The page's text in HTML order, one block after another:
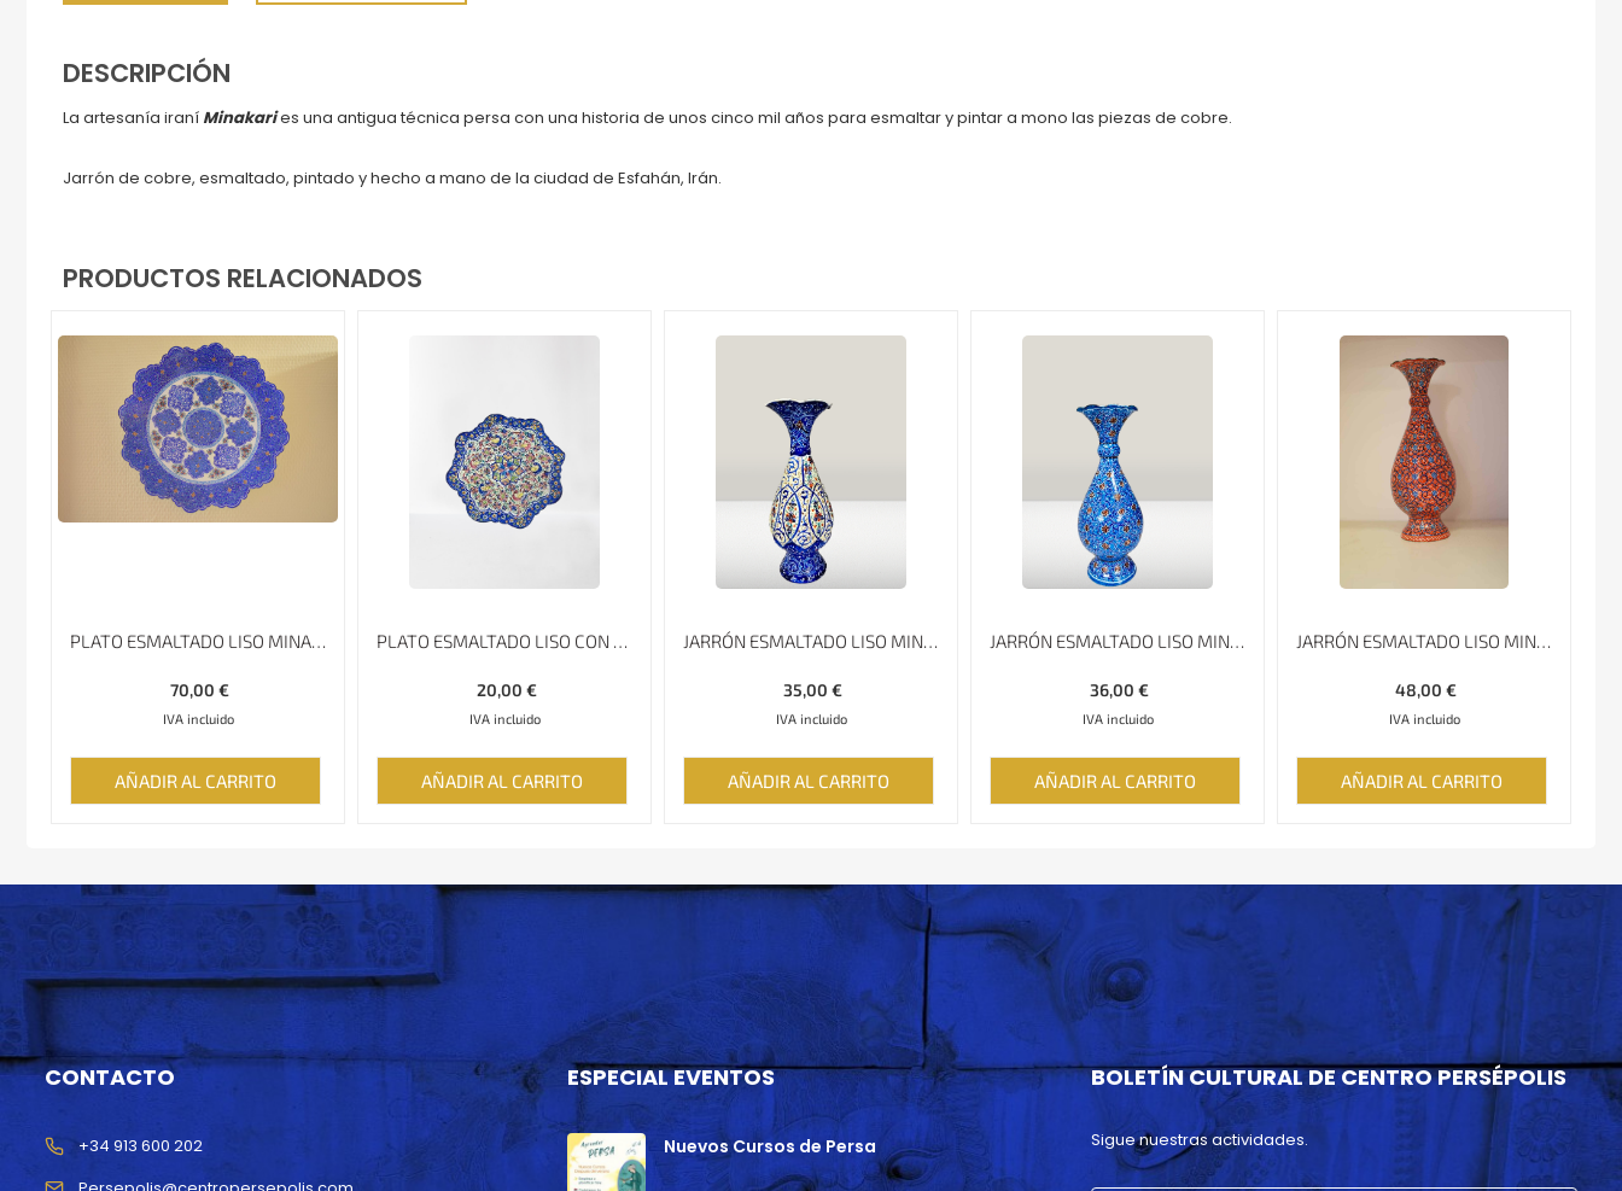
DESCRIPCIÓN
La artesanía iraní Minakaries una antigua técnica persa con una historia de unos cinco mil años para esmaltar y pintar a mono las piezas de cobre.
Jarrón de cobre, esmaltado, pintado y hecho a mano de la ciudad de Esfahán, Irán.
PRODUCTOS RELACIONADOS
PLATO ESMALTADO LISO MINAKARI
€
70,00
IVA incluido
AÑADIR AL CARRITO
PLATO ESMALTADO LISO CON BORDE ESPECIAL MINAKARI, 10 CM
€
20,00
IVA incluido
AÑADIR AL CARRITO
JARRÓN ESMALTADO LISO MINAKARI, ALTURA DE 16 CM
€
35,00
IVA incluido
AÑADIR AL CARRITO
JARRÓN ESMALTADO LISO MINAKARI, ALTURA DE 16 CM
€
36,00
IVA incluido
AÑADIR AL CARRITO
JARRÓN ESMALTADO LISO MINAKARI, ALTURA DE 20 CM
€
48,00
IVA incluido
AÑADIR AL CARRITO
CONTACTO
+34 913 600 202
ESPECIAL EVENTOS
Nuevos Cursos de Persa
BOLETÍN CULTURAL DE CENTRO PERSÉPOLIS
Sigue nuestras actividades.